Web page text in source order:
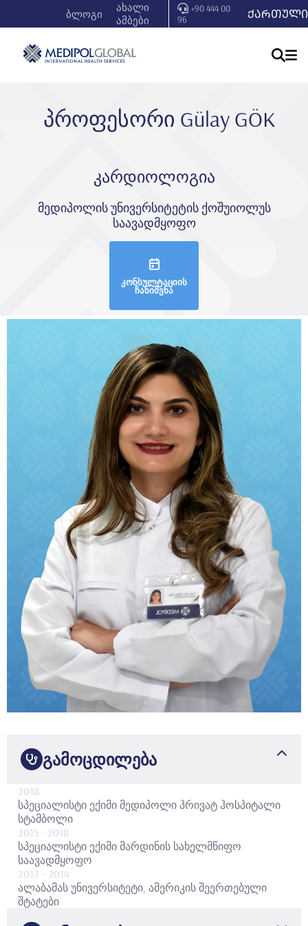
ბლოგი
ახალი
ამბები
+90 444 00
96
ᲥᲐᲠᲗᲣᲚᲘ
პროფესორი Gülay GÖK
კარდიოლოგია
მედიპოლის უნივერსიტეტის ქოშუიოლუს
საავადმყოფო
კონსულტაციის
ჩანიშვნა
გამოცდილება
2018
სპეციალისტი ექიმი მედიპოლი პრივატ ჰოსპიტალი
სტამბოლი
2015 - 2018
სპეციალისტი ექიმი მარდინის სახელმწიფო
საავადმყოფო
2013 - 2014
ალაბამას უნივერსიტეტი, ამერიკის შეერთებული
შტატები